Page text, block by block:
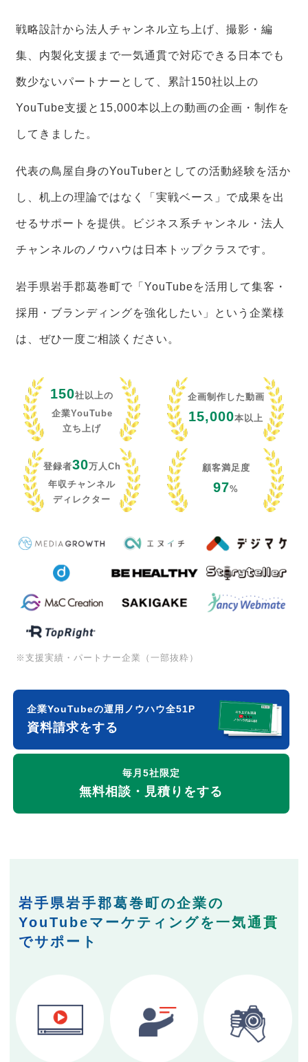
戦略設計から法人チャンネル立ち上げ、撮影・編
集、内製化支援まで一気通貫で対応できる日本でも
数少ないパートナーとして、累計150社以上の
YouTube支援と15,000本以上の動画の企画・制作を
してきました。
代表の鳥屋自身のYouTuberとしての活動経験を活か
し、机上の理論ではなく「実戦ベース」で成果を出
せるサポートを提供。ビジネス系チャンネル・法人
チャンネルのノウハウは日本トップクラスです。
岩手県岩手郡葛巻町で「YouTubeを活用して集客・
採用・ブランディングを強化したい」という企業様
は、ぜひ一度ご相談ください。
150社以上の
企業YouTube
立ち上げ
企画制作した動画
15,000本以上
登録者30万人Ch
年収チャンネル
ディレクター
顧客満足度
97%
※支援実績・パートナー企業（一部抜粋）
企業YouTubeの運用ノウハウ全51P
資料請求をする
毎月5社限定
無料相談・見積りをする
岩手県岩手郡葛巻町の企業の
YouTubeマーケティングを一気通貫
でサポート